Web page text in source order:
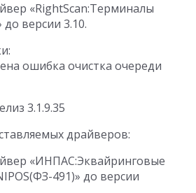
«RightScan:Терминалы
версии 3.10.
ошибка очистка очереди
3.1.9.35
драйверов:
«ИНПАС:Эквайринговые
491)» до версии